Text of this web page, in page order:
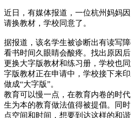
近日，有媒体报道，一位杭州妈妈
请换教材，学校同意了。
据报道，该名学生被诊断出有读写障
看书时间久眼睛会酸疼。找出原因
更换大字版教材和练习册，学校也
字版教材正在申请中，学校接下来
做成“大字版”。
教育可以慢一点，在教育内卷的时
生为本的教育做法值得被提倡。同
点空间和时间，想要到达这样的和